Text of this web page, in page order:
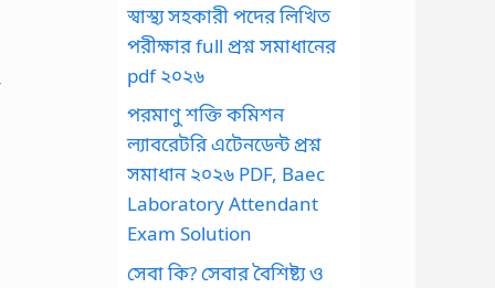
স্বাস্থ্য সহকারী পদের লিখিত
পরীক্ষার full প্রশ্ন সমাধানের
pdf ২০২৬
পরমাণু শক্তি কমিশন
ল্যাবরেটরি এটেনডেন্ট প্রশ্ন
সমাধান ২০২৬ PDF, Baec
Laboratory Attendant
Exam Solution
সেবা কি? সেবার বৈশিষ্ট্য ও